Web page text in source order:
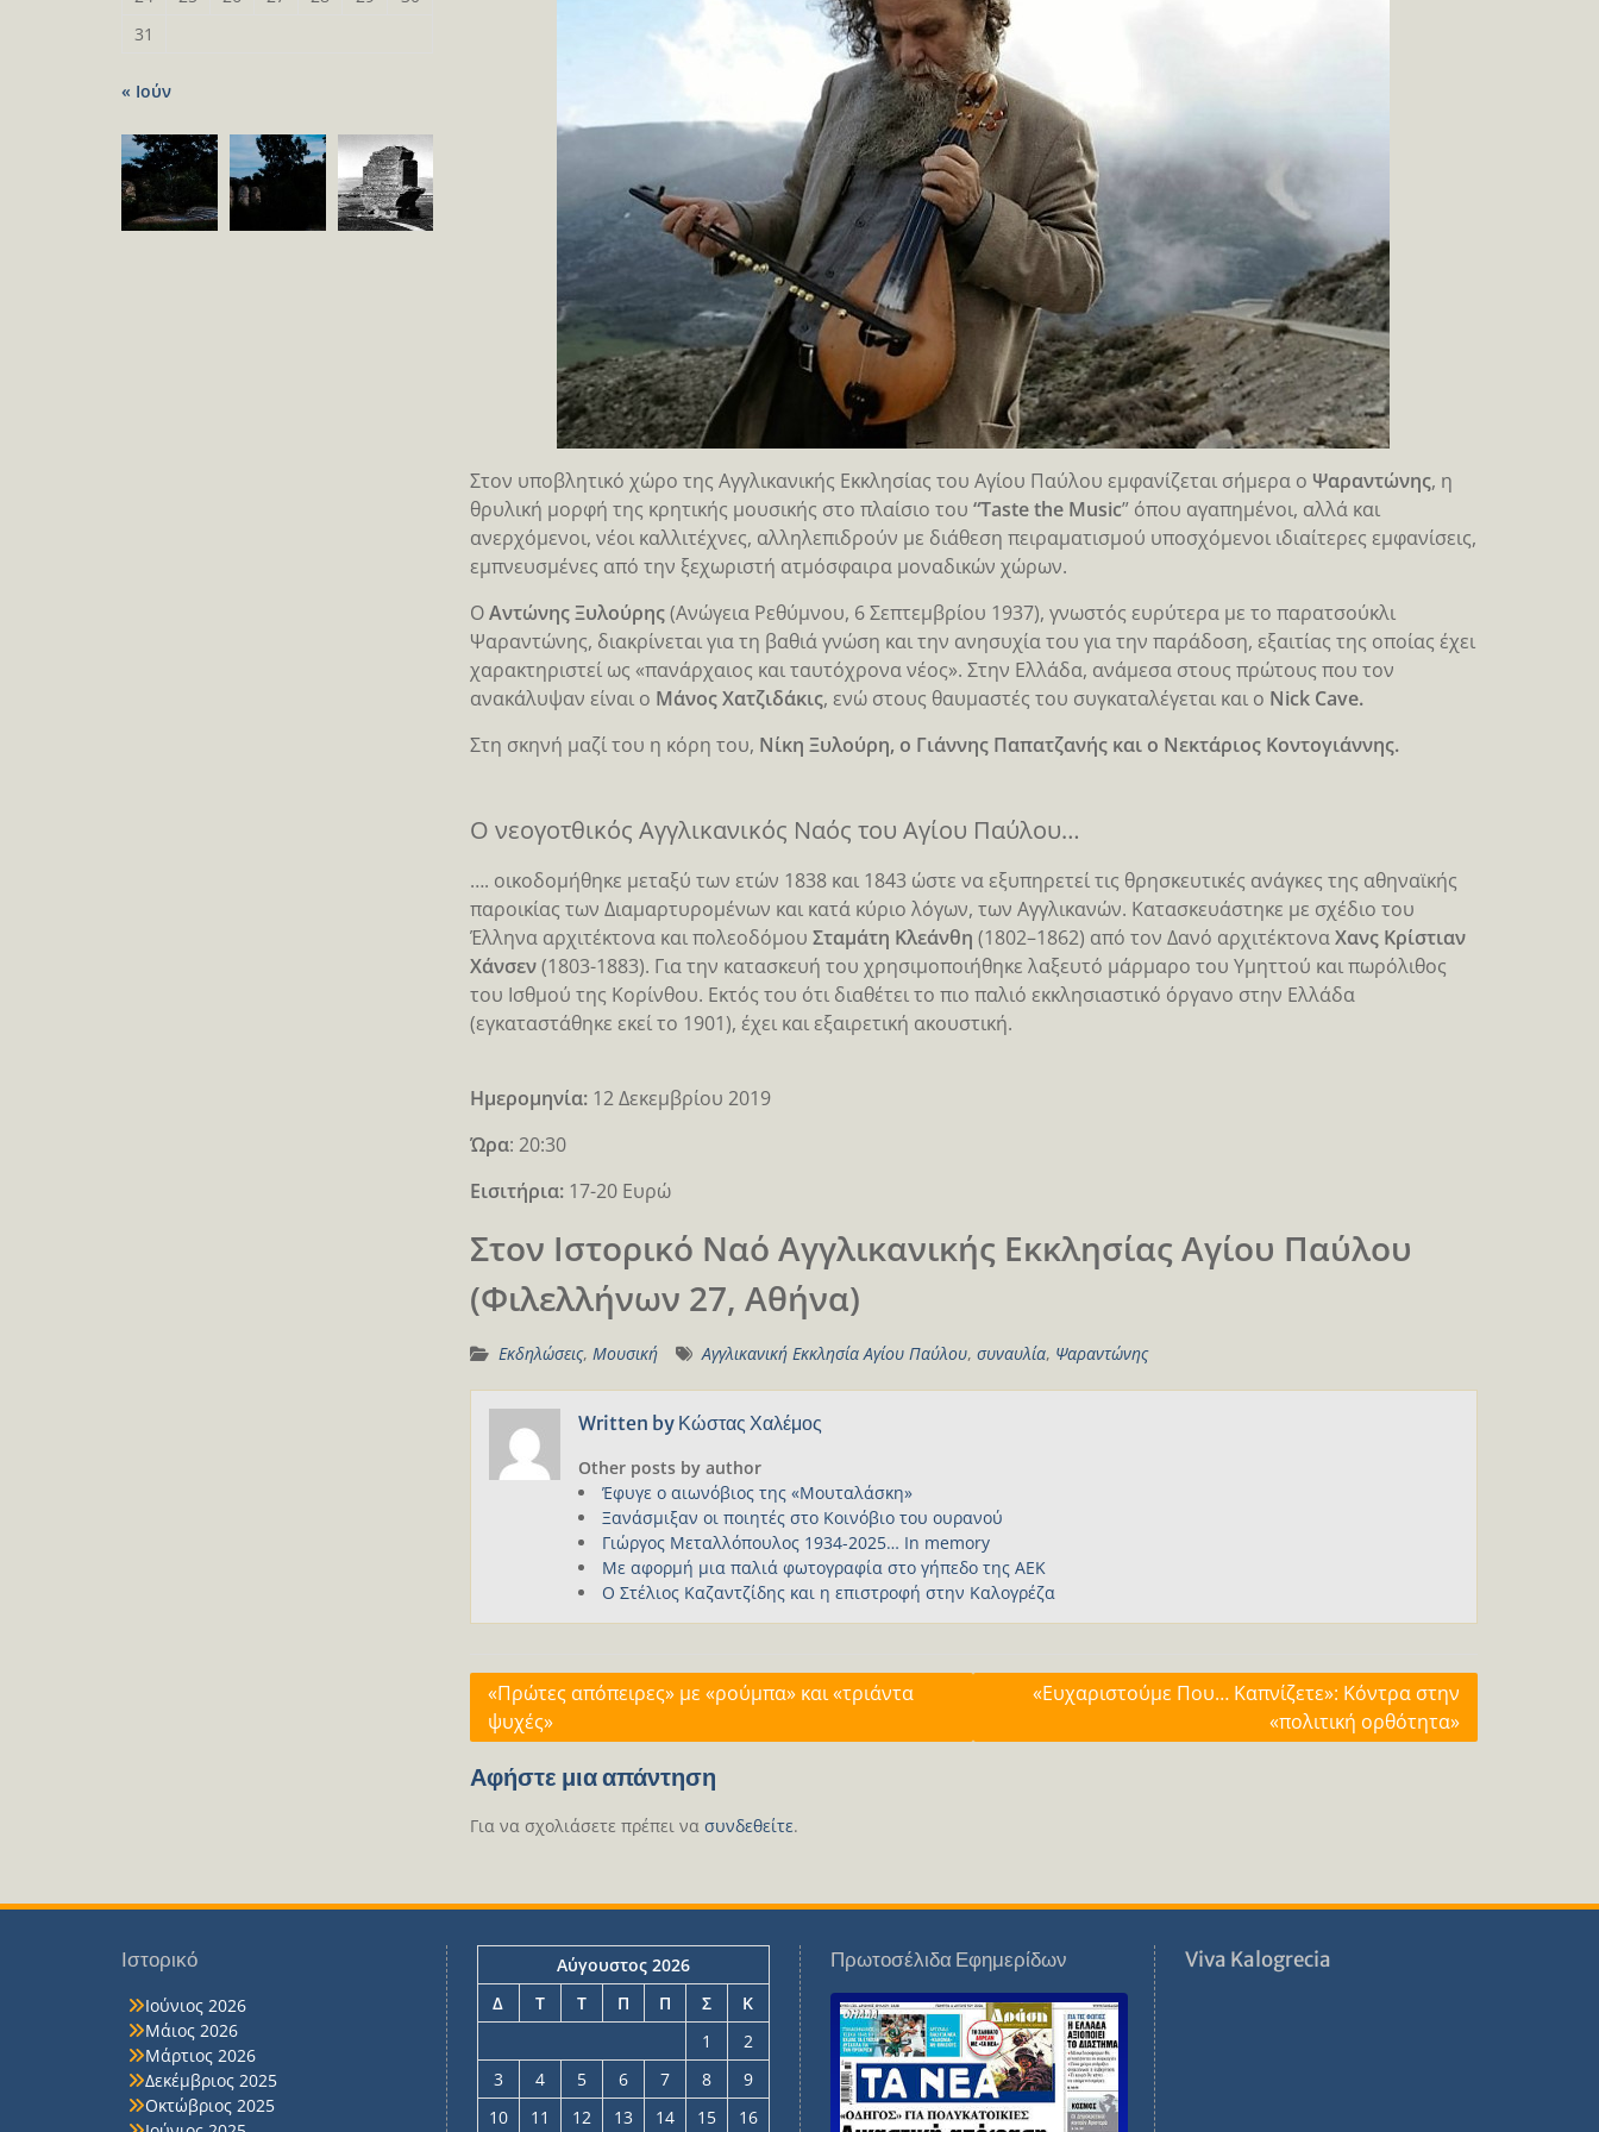
Στον υποβλητικό χώρο της Αγγλικανικής Εκκλησίας του Αγίου Παύλου εμφανίζεται σήμερα ο Ψαραντώνης, η
θρυλική μορφή της κρητικής μουσικής στο πλαίσιο του “Taste the Music” όπου αγαπημένοι, αλλά και
ανερχόμενοι, νέοι καλλιτέχνες, αλληλεπιδρούν με διάθεση πειραματισμού υποσχόμενοι ιδιαίτερες εμφανίσεις,
εμπνευσμένες από την ξεχωριστή ατμόσφαιρα μοναδικών χώρων.
ΟΑντώνης Ξυλούρης(Ανώγεια Ρεθύμνου, 6 Σεπτεμβρίου 1937), γνωστός ευρύτερα με το παρατσούκλι
Ψαραντώνης, διακρίνεται για τη βαθιά γνώση και την ανησυχία του για την παράδοση, εξαιτίας της οποίας έχει
χαρακτηριστεί ως «πανάρχαιος και ταυτόχρονα νέος». Στην Ελλάδα, ανάμεσα στους πρώτους που τον
ανακάλυψαν είναι ο Μάνος Χατζιδάκις, ενώ στους θαυμαστές του συγκαταλέγεται και ο Nick Cave.
Στη σκηνή μαζί του η κόρη του, Νίκη Ξυλούρη, ο Γιάννης Παπατζανής και ο Νεκτάριος Κοντογιάννης.
Ο νεογοτθικός Αγγλικανικός Ναός του Αγίου Παύλου…
…. οικοδομήθηκε μεταξύ των ετών 1838 και 1843 ώστε να εξυπηρετεί τις θρησκευτικές ανάγκες της αθηναϊκής
παροικίας των Διαμαρτυρομένων και κατά κύριο λόγων, των Αγγλικανών. Κατασκευάστηκε με σχέδιο του
Έλληνα αρχιτέκτονα και πολεοδόμου Σταμάτη Κλεάνθη (1802–1862) από τον Δανό αρχιτέκτοναΧανς Κρίστιαν
Χάνσεν(1803-1883). Για την κατασκευή του χρησιμοποιήθηκε λαξευτό μάρμαρο του Υμηττού και πωρόλιθος
του Ισθμού της Κορίνθου. Εκτός του ότι διαθέτει το πιο παλιό εκκλησιαστικό όργανο στην Ελλάδα
(εγκαταστάθηκε εκεί το 1901), έχει και εξαιρετική ακουστική.
Ημερομηνία:12 Δεκεμβρίου 2019
Ώρα: 20:30
Εισιτήρια:17-20 Ευρώ
Στον Ιστορικό Ναό Αγγλικανικής Εκκλησίας Αγίου Παύλου
(Φιλελλήνων 27, Αθήνα)
Εκδηλώσεις, Μουσική Αγγλικανική Εκκλησία Αγίου Παύλου, συναυλία, Ψαραντώνης
Written by Κώστας Χαλέμος
Other posts by author
Έφυγε ο αιωνόβιος της «Μουταλάσκη»
Ξανάσμιξαν οι ποιητές στο Κοινόβιο του ουρανού
Γιώργος Μεταλλόπουλος 1934-2025… In memory
Με αφορμή μια παλιά φωτογραφία στο γήπεδο της ΑΕΚ
Ο Στέλιος Καζαντζίδης και η επιστροφή στην Καλογρέζα
Πλοήγηση
άρθρων
«Πρώτες απόπειρες» με «ρούμπα» και «τριάντα
ψυχές»
«Ευχαριστούμε Που… Καπνίζετε»: Κόντρα στην
«πολιτική ορθότητα»
Αφήστε μια απάντηση
Για να σχολιάσετε πρέπει να συνδεθείτε.
31
« Ιούν
Ιστορικό
Ιούνιος 2026
Μάιος 2026
Μάρτιος 2026
Δεκέμβριος 2025
Οκτώβριος 2025
Αύγουστος 2026
Δ
Τ Τ Π Π Σ
Κ
1
2
3
4 5 6 7 8
9
10
11 12 13 14 15 16
Πρωτοσέλιδα Εφημερίδων Viva Kalogrecia